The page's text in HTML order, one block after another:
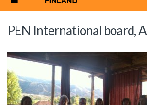
PEN International board,